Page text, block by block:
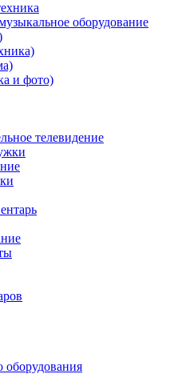
оборудование
и фото)
телевидение
оборудования